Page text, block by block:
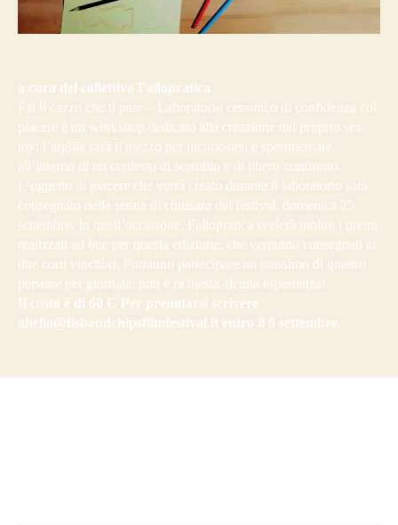
a cura del collettivo Fallopratica
Fai il cazzo che ti pare – Laboratorio ceramico di confidenza col
piacere è un workshop dedicato alla creazione del proprio sex
toy: l’argilla sarà il mezzo per incuriosirsi e sperimentare
all’interno di un contesto di scambio e di libero confronto.
L’oggetto di piacere che verrà creato durante il laboratorio sarà
consegnato nella serata di chiusura del festival, domenica 25
settembre. In quell’occasione, Fallopratica svelerà inoltre i premi
realizzati ad hoc per questa edizione, che verranno consegnati ai
due corti vincitori. Potranno partecipare un massimo di quattro
persone per giornata: non è richiesta alcuna esperienza!
Il costo è di 60 €. Per prenotarsi scrivere
ahello@fishandchipsfilmfestival.it entro il 9 settembre.